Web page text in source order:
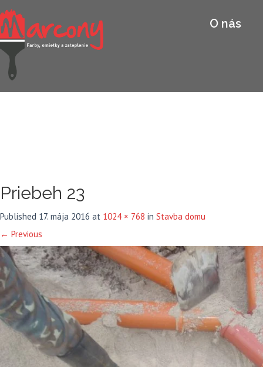
O nás
Priebeh 23
Published 17. mája 2016 at 1024 × 768 in Stavba domu
← Previous